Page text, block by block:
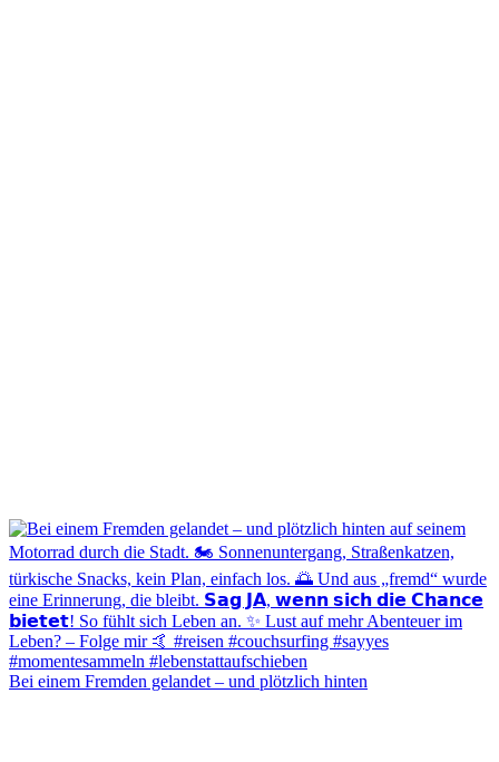
Bei einem Fremden gelandet – und plötzlich hinten